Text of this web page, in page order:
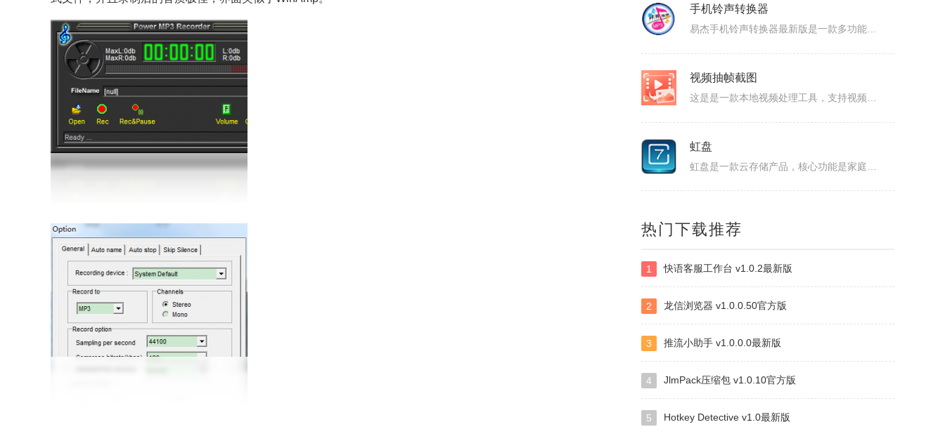
易杰dvd转flv转换器
手机铃声转换器
视频抽帧截图
ImapBox邮箱网盘
云诺
热门下载推荐
1 快语客服工作台 v1.0.2最新版
2 龙信浏览器 v1.0.0.50官方版
3 推流小助手 v1.0.0.0最新版
4 JlmPack压缩包 v1.0.10官方版
5 Hotkey Detective v1.0最新版